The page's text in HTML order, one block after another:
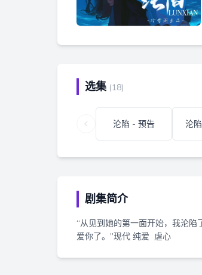
选集 (18)
沦陷 - 预告 沦
剧集简介
“从见到她的第一面开始，我沦
爱你了。”现代 纯爱 虐心